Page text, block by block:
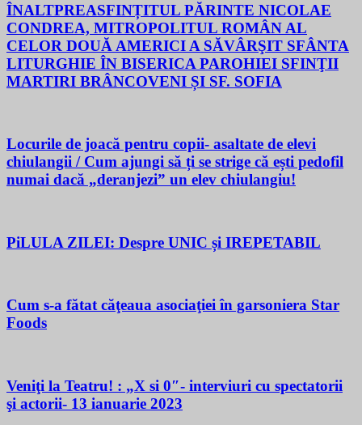
ÎNALTPREASFINȚITUL PĂRINTE NICOLAE
CONDREA, MITROPOLITUL ROMÂN AL
CELOR DOUĂ AMERICI A SĂVÂRŞIT SFÂNTA
LITURGHIE ÎN BISERICA PAROHIEI SFINŢII
MARTIRI BRÂNCOVENI ȘI SF. SOFIA
Locurile de joacă pentru copii- asaltate de elevi
chiulangii / Cum ajungi să ți se strige că ești pedofil
numai dacă „deranjezi” un elev chiulangiu!
PiLULA ZILEI: Despre UNIC și IREPETABIL
Cum s-a fătat căţeaua asociaţiei în garsoniera Star
Foods
Veniţi la Teatru! : „X si 0″- interviuri cu spectatorii
şi actorii- 13 ianuarie 2023